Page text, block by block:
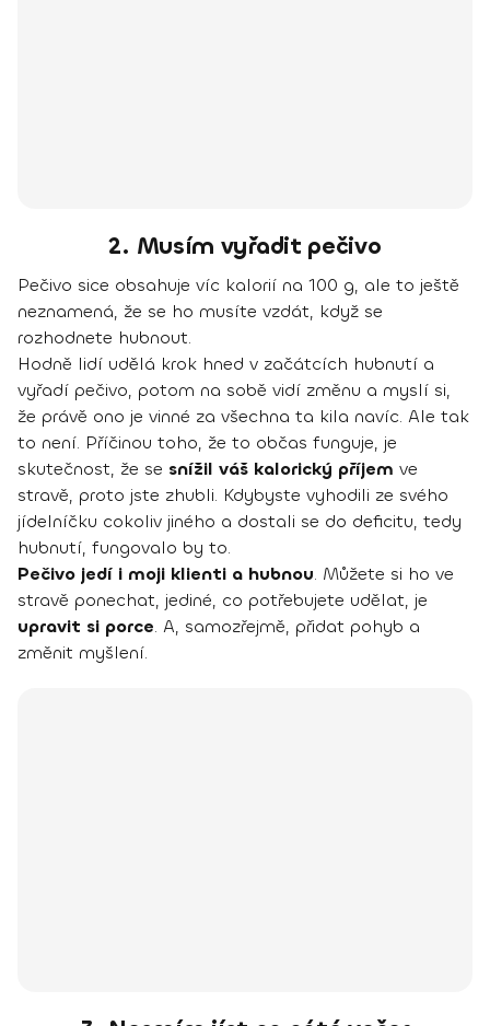
2. Musím vyřadit pečivo
Pečivo sice obsahuje víc kalorií na 100 g, ale to ještě
neznamená, že se ho musíte vzdát, když se
rozhodnete hubnout.
Hodně lidí udělá krok hned v začátcích hubnutí a
vyřadí pečivo, potom na sobě vidí změnu a myslí si,
že právě ono je vinné za všechna ta kila navíc. Ale tak
to není. Příčinou toho, že to občas funguje, je
skutečnost, že se snížil váš kalorický příjem ve
stravě, proto jste zhubli. Kdybyste vyhodili ze svého
jídelníčku cokoliv jiného a dostali se do deficitu, tedy
hubnutí, fungovalo by to.
Pečivo jedí i moji klienti a hubnou. Můžete si ho ve
stravě ponechat, jediné, co potřebujete udělat, je
upravit si porce. A, samozřejmě, přidat pohyb a
změnit myšlení.